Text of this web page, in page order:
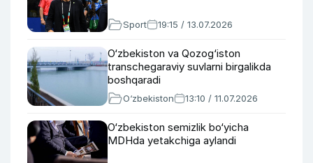
Sport 19:15 / 13.07.2026
O‘zbekiston va Qozog‘iston
transchegaraviy suvlarni birgalikda
boshqaradi
O‘zbekiston 13:10 / 11.07.2026
O‘zbekiston semizlik bo‘yicha
MDHda yetakchiga aylandi